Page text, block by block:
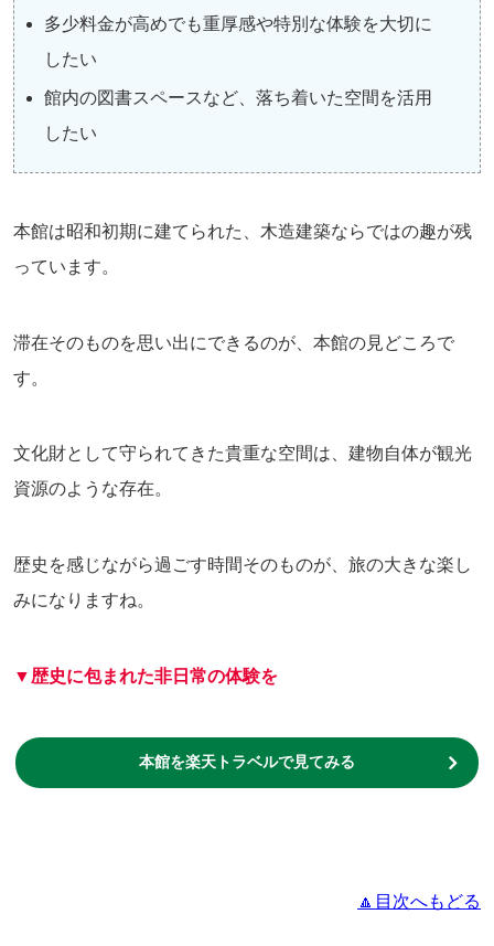
多少料金が高めでも重厚感や特別な体験を大切に
したい
館内の図書スペースなど、落ち着いた空間を活用
したい
本館は昭和初期に建てられた、木造建築ならではの趣が残
っています。
滞在そのものを思い出にできるのが、本館の見どころで
す。
文化財として守られてきた貴重な空間は、建物自体が観光
資源のような存在。
歴史を感じながら過ごす時間そのものが、旅の大きな楽し
みになりますね。
▼歴史に包まれた非日常の体験を
本館を楽天トラベルで見てみる
🔼目次へもどる